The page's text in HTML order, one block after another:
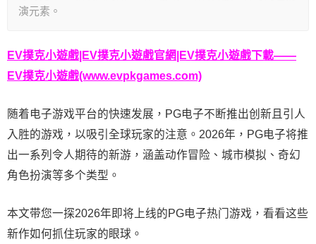
演元素。
EV撲克小遊戲|EV撲克小遊戲官網|EV撲克小遊戲下載——
EV撲克小遊戲(www.evpkgames.com)
随着电子游戏平台的快速发展，PG电子不断推出创新且引人
入胜的游戏，以吸引全球玩家的注意。2026年，PG电子将推
出一系列令人期待的新游，涵盖动作冒险、城市模拟、奇幻
角色扮演等多个类型。
本文带您一探2026年即将上线的PG电子热门游戏，看看这些
新作如何抓住玩家的眼球。